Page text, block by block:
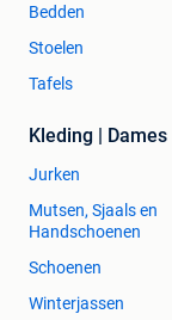
Bedden
Stoelen
Tafels
Kleding | Dames
Jurken
Mutsen, Sjaals en
Handschoenen
Schoenen
Winterjassen